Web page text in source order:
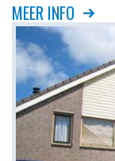
- Opvouwbaar
- Optie:
Maximale
Maximale
Platform breedte
Platform lengte
MEER INFO